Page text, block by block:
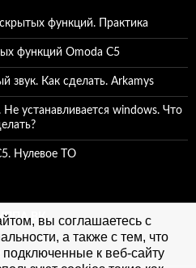
функций. Практика
функций Omoda C5
звук. Как сделать. Arkamys
устанавливается windows. Что
Нулевое ТО
ВКвы соглашаетесь с
а также с тем, что
к веб-сайту